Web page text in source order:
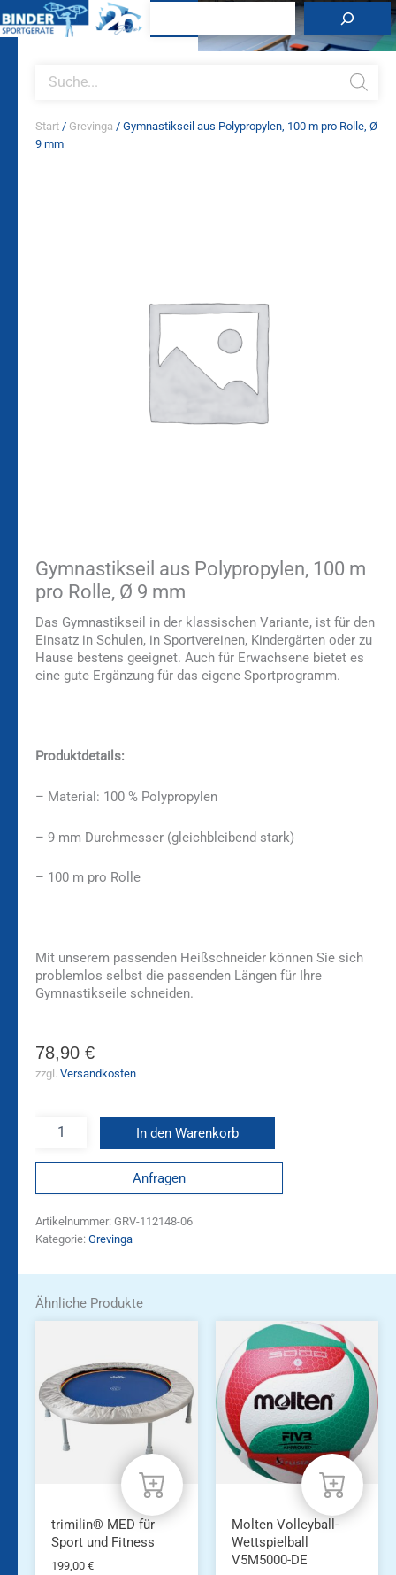
Inhalt
search
Start / Grevinga / Gymnastikseil aus Polypropylen, 100 m pro Rolle, Ø
9 mm
Gymnastikseil aus Polypropylen, 100 m
pro Rolle, Ø 9 mm
Das Gymnastikseil in der klassischen Variante, ist für den
Einsatz in Schulen, in Sportvereinen, Kindergärten oder zu
Hause bestens geeignet. Auch für Erwachsene bietet es
eine gute Ergänzung für das eigene Sportprogramm.
Produktdetails:
– Material: 100 % Polypropylen
– 9 mm Durchmesser (gleichbleibend stark)
– 100 m pro Rolle
Mit unserem passenden Heißschneider können Sie sich
problemlos selbst die passenden Längen für Ihre
Gymnastikseile schneiden.
78,90 €
zzgl. Versandkosten
In den Warenkorb
Anfragen
Artikelnummer: GRV-112148-06
Kategorie: Grevinga
Ähnliche Produkte
trimilin® MED für
Sport und Fitness
199,00 €
Molten Volleyball-
Wettspielball
V5M5000-DE